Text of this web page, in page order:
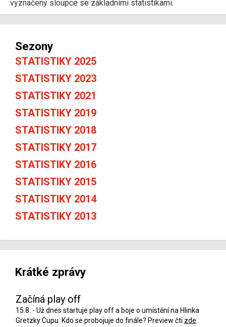
vyznačeny sloupce se základními statistikami.
Sezony
STATISTIKY 2025
STATISTIKY 2023
STATISTIKY 2021
STATISTIKY 2019
STATISTIKY 2018
STATISTIKY 2017
STATISTIKY 2016
STATISTIKY 2015
STATISTIKY 2014
STATISTIKY 2013
Krátké zprávy
Začíná play off
15.8. - Už dnes startuje play off a boje o umístění na Hlinka
Gretzky Cupu. Kdo se probojuje do finále? Preview čti zde